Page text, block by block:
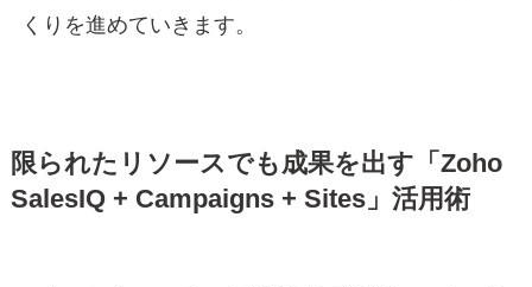
くりを進めていきます。
限られたリソースでも成果を出す「Zoho
SalesIQ + Campaigns + Sites」活用術